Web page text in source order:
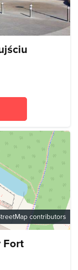
contributors
Fort